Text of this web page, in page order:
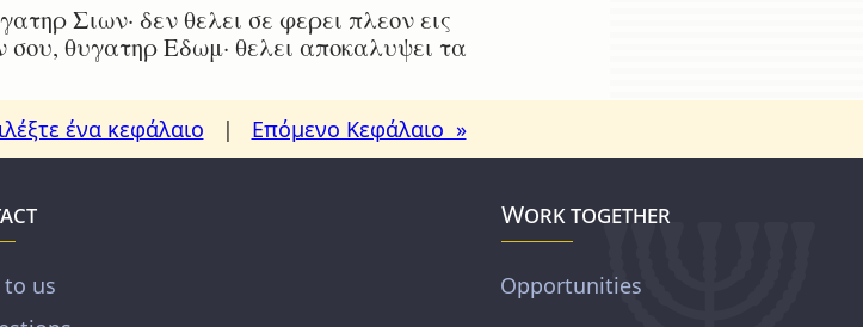
Σιων· δεν θελει σε φερει πλεον εις
σου, θυγατηρ Εδωμ· θελει αποκαλυψει τα
ένα κεφάλαιο | Επόμενο Κεφάλαιο »
us
Work together
Opportunities